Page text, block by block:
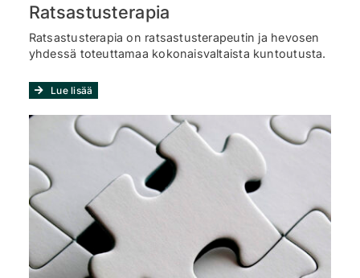
Ratsastusterapia
Ratsastusterapia on ratsastusterapeutin ja hevosen
yhdessä toteuttamaa kokonaisvaltaista kuntoutusta.
Lue lisää